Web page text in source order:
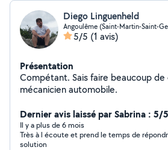
Diego Linguenheld
Angoulême (Saint-Martin-Saint-
5/5 (1 avis)
Présentation
Compétant. Sais faire beaucoup de
mécanicien automobile.
Dernier avis laissé par Sabrina : 5/5
Il y a plus de 6 mois
Très à l écoute et prend le temps de
solution